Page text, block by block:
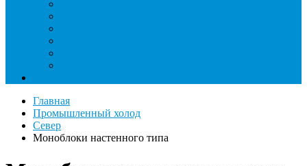
Главная
Промышленный холод
Север
Моноблоки настенного типа